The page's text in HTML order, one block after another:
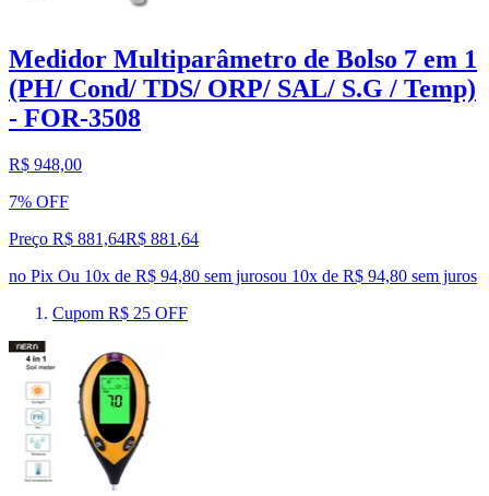
Medidor Multiparâmetro de Bolso 7 em 1
(PH/ Cond/ TDS/ ORP/ SAL/ S.G / Temp)
- FOR-3508
R$ 948,00
7% OFF
Preço R$ 881,64R$ 881 ,64
no Pix Ou 10x de R$ 94,80 sem jurosou 10x de R$ 94,80 sem juros
Cupom R$ 25 OFF